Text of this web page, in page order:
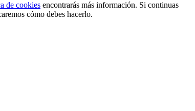
de cookies encontrarás más información. Si continuas
cómo debes hacerlo.